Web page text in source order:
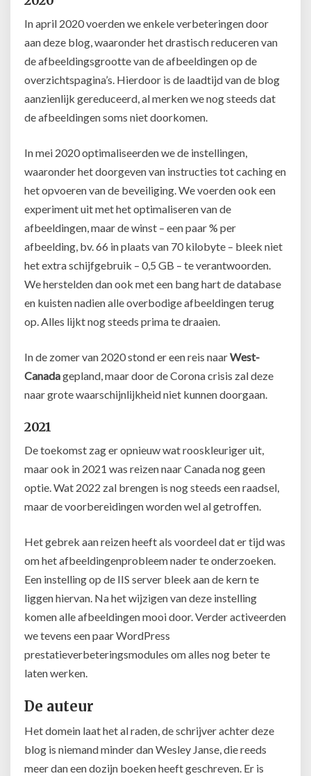
In april 2020 voerden we enkele verbeteringen door
aan deze blog, waaronder het drastisch reduceren van
de afbeeldingsgrootte van de afbeeldingen op de
overzichtspagina’s. Hierdoor is de laadtijd van de blog
aanzienlijk gereduceerd, al merken we nog steeds dat
de afbeeldingen soms niet doorkomen.
In mei 2020 optimaliseerden we de instellingen,
waaronder het doorgeven van instructies tot caching en
het opvoeren van de beveiliging. We voerden ook een
experiment uit met het optimaliseren van de
afbeeldingen, maar de winst – een paar % per
afbeelding, bv. 66 in plaats van 70 kilobyte – bleek niet
het extra schijfgebruik – 0,5 GB – te verantwoorden.
We herstelden dan ook met een bang hart de database
en kuisten nadien alle overbodige afbeeldingen terug
op. Alles lijkt nog steeds prima te draaien.
In de zomer van 2020 stond er een reis naarWest-
Canadagepland, maar door de Corona crisis zal deze
naar grote waarschijnlijkheid niet kunnen doorgaan.
2021
De toekomst zag er opnieuw wat rooskleuriger uit,
maar ook in 2021 was reizen naar Canada nog geen
optie. Wat 2022 zal brengen is nog steeds een raadsel,
maar de voorbereidingen worden wel al getroffen.
Het gebrek aan reizen heeft als voordeel dat er tijd was
om het afbeeldingenprobleem nader te onderzoeken.
Een instelling op de IIS server bleek aan de kern te
liggen hiervan. Na het wijzigen van deze instelling
komen alle afbeeldingen mooi door. Verder activeerden
we tevens een paar WordPress
prestatieverbeteringsmodules om alles nog beter te
laten werken.
De auteur
Het domein laat het al raden, de schrijver achter deze
blog is niemand minder dan Wesley Janse, die reeds
meer dan een dozijn boeken heeft geschreven. Er is